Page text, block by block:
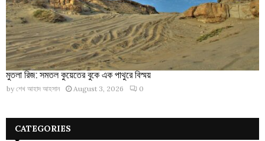
মুতলা রিজ: সমতল কুয়েতের বুকে এক পাথুরে বিস্ময়
by শেখ আহাদ আহসান August 3, 2026 0
CATEGORIES